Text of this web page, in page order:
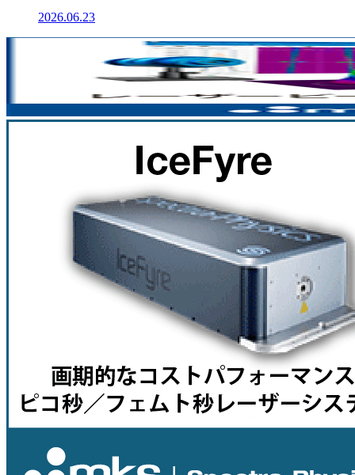
2026.06.23